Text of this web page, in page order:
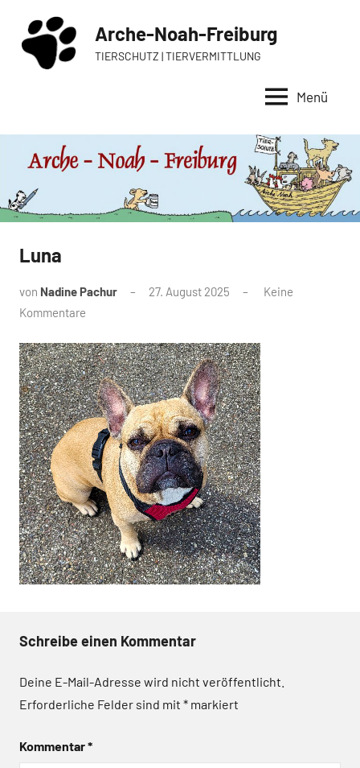
Inhalt
springen
Arche-Noah-Freiburg
TIERSCHUTZ | TIERVERMITTLUNG
Menü
Luna
von Nadine Pachur 27. August 2025
Keine
Kommentare
Schreibe einen Kommentar
Deine E-Mail-Adresse wird nicht veröffentlicht.
Erforderliche Felder sind mit * markiert
Kommentar*